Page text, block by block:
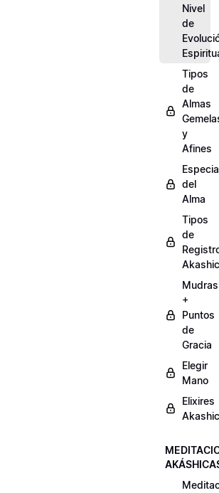
Nivel
de
Tipos
de
Almas
y
Afines
del
Alma
Tipos
de
Mudras
+
Puntos
de
Gracia
Elegir
Mano
Elixires